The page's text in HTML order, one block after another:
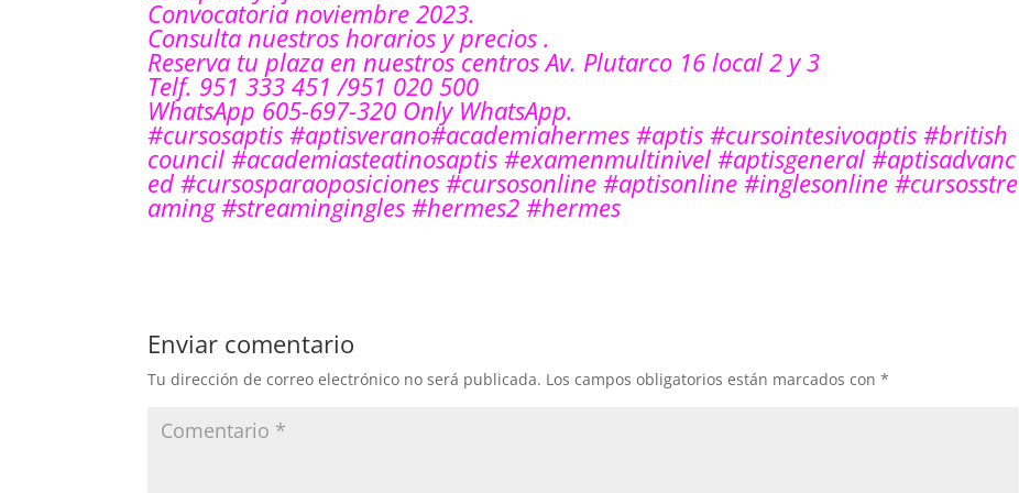
Convocatoria noviembre 2023.
Consulta nuestros horarios y precios .
Reserva tu plaza en nuestros centros Av. Plutarco 16 local 2 y 3
Telf. 951 333 451 /951 020 500
WhatsApp 605-697-320 Only WhatsApp.
#cursosaptis #aptisverano#academiahermes #aptis #cursointesivoaptis #british
council #academiasteatinosaptis #examenmultinivel #aptisgeneral #aptisadvanc
ed #cursosparaoposiciones #cursosonline #aptisonline #inglesonline #cursosstre
aming #streamingingles #hermes2 #hermes
Enviar comentario
Tu dirección de correo electrónico no será publicada. Los campos obligatorios están marcados con*